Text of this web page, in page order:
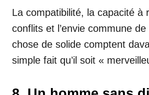
La compatibilité, la capacité à
conflits et l’envie commune
chose de solide comptent
simple fait qu’il soit «